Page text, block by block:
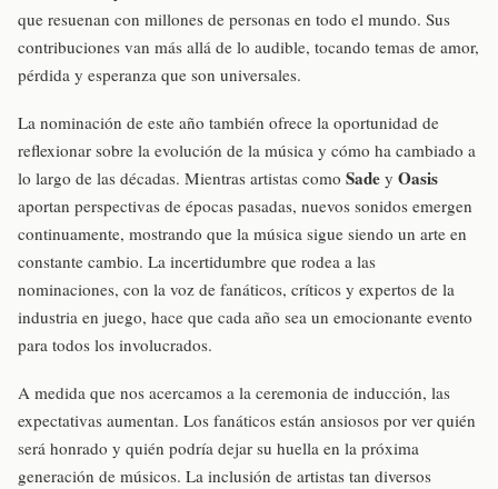
que resuenan con millones de personas en todo el mundo. Sus
contribuciones van más allá de lo audible, tocando temas de amor,
pérdida y esperanza que son universales.
La nominación de este año también ofrece la oportunidad de
reflexionar sobre la evolución de la música y cómo ha cambiado a
lo largo de las décadas. Mientras artistas como Sade y Oasis
aportan perspectivas de épocas pasadas, nuevos sonidos emergen
continuamente, mostrando que la música sigue siendo un arte en
constante cambio. La incertidumbre que rodea a las
nominaciones, con la voz de fanáticos, críticos y expertos de la
industria en juego, hace que cada año sea un emocionante evento
para todos los involucrados.
A medida que nos acercamos a la ceremonia de inducción, las
expectativas aumentan. Los fanáticos están ansiosos por ver quién
será honrado y quién podría dejar su huella en la próxima
generación de músicos. La inclusión de artistas tan diversos